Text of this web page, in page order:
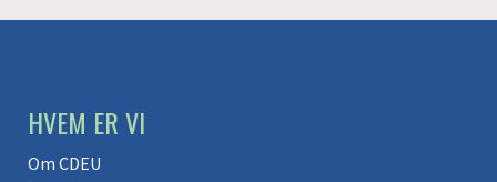
HVEM ER VI
Om CDEU